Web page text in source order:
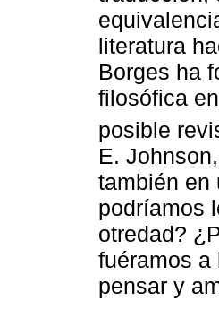
literatura
Borges ha
filosófica
posible
E.
también en
podríamos
otredad?
fuéramos a
pensar y